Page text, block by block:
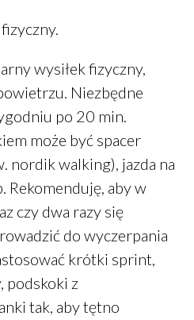
wysiłek fizyczny,
Niezbędne
po 20 min.
może być spacer
nordik walking), jazda na
Rekomenduję, aby w
czy dwa razy się
do wyczerpania
krótki sprint,
podskoki z
tak, aby tętno